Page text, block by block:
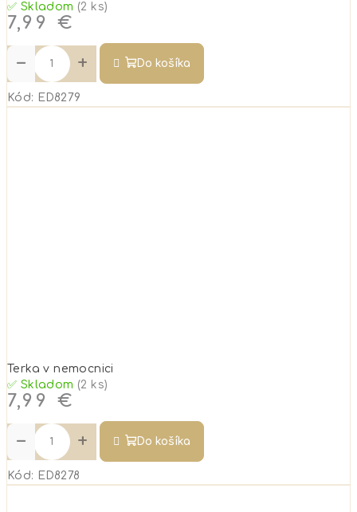
✅ Skladom (2 ks)
7,99 €
+
− Do košíka
Kód: ED8279
Terka v nemocnici
✅ Skladom (2 ks)
7,99 €
+
− Do košíka
Kód: ED8278